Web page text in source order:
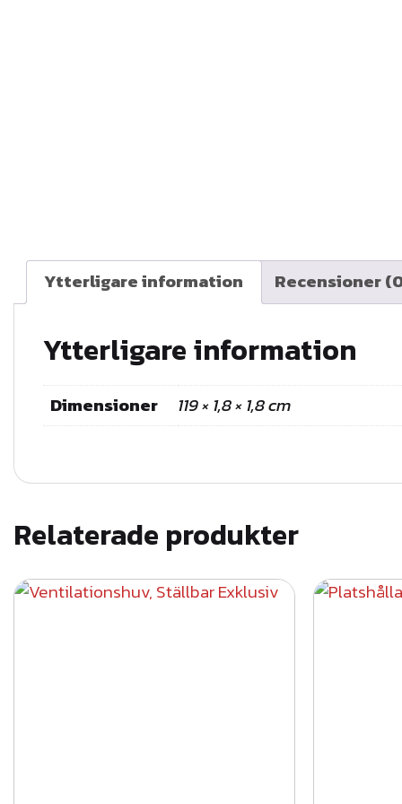
Ytterligare information Recensioner
Ytterligare information
Dimensioner 119 × 1,8 × 1,8 cm
Relaterade produkter